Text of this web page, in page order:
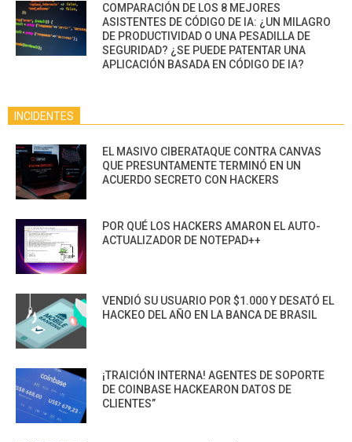
COMPARACIÓN DE LOS 8 MEJORES
ASISTENTES DE CÓDIGO DE IA: ¿UN MILAGRO
DE PRODUCTIVIDAD O UNA PESADILLA DE
SEGURIDAD? ¿SE PUEDE PATENTAR UNA
APLICACIÓN BASADA EN CÓDIGO DE IA?
INCIDENTES
EL MASIVO CIBERATAQUE CONTRA CANVAS
QUE PRESUNTAMENTE TERMINÓ EN UN
ACUERDO SECRETO CON HACKERS
POR QUÉ LOS HACKERS AMARON EL AUTO-
ACTUALIZADOR DE NOTEPAD++
VENDIÓ SU USUARIO POR $1.000 Y DESATÓ EL
HACKEO DEL AÑO EN LA BANCA DE BRASIL
¡TRAICIÓN INTERNA! AGENTES DE SOPORTE
DE COINBASE HACKEARON DATOS DE
CLIENTES”